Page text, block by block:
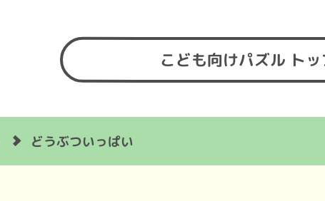
こども向けパズル ト
どうぶついっぱい